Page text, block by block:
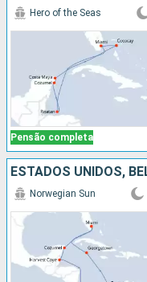
Pensão completa
Hero of the Seas
Norwegian Sun